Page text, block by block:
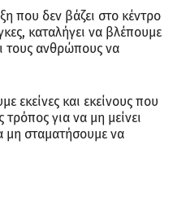
που δεν βάζει στο κέντρο
καταλήγει να βλέπουμε
τους ανθρώπους να
εκείνες και εκείνους που
για να μη μείνει
μη σταματήσουμε να